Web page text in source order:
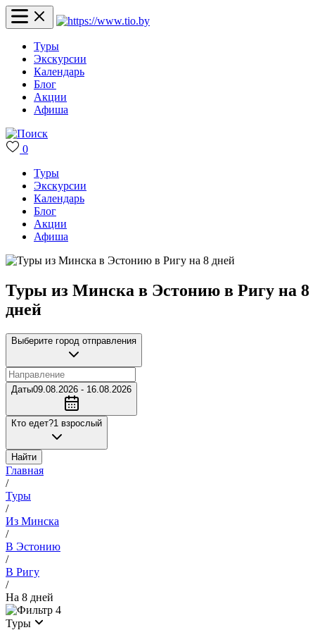
Туры
Экскурсии
Календарь
Блог
Акции
Афиша
0
Туры
Экскурсии
Календарь
Блог
Акции
Афиша
Туры из Минска в Эстонию в Ригу на 8
дней
Выберите город отправления
Даты09.08.2026 - 16.08.2026
Кто едет?1 взрослый
Найти
Главная
/
Туры
/
Из Минска
/
В Эстонию
/
В Ригу
/
На 8 дней
4
Туры